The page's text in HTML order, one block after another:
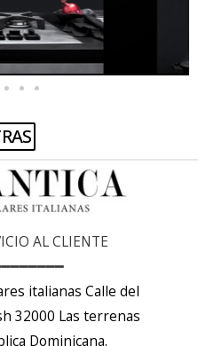
AL CLIENTE
italianas Calle del
32000 Las terrenas
Dominicana.